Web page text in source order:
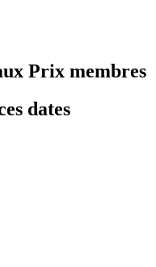
Prix membres
dates